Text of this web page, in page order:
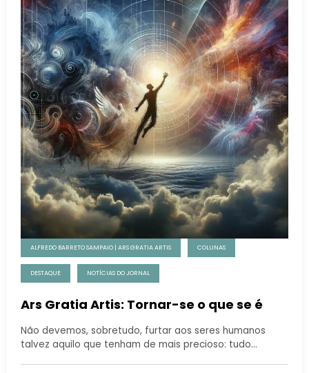
ALFREDO BARRETO SAMPAIO | ARS GRATIA ARTIS COLUNAS
DESTAQUE NOTÍCIAS DO JORNAL
Ars Gratia Artis: Tornar-se o que se é
Não devemos, sobretudo, furtar aos seres humanos
talvez aquilo que tenham de mais precioso: tudo…